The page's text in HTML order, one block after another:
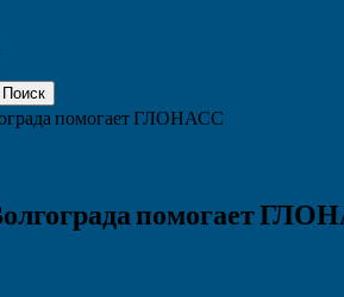
помогает ГЛОНАСС
помогает